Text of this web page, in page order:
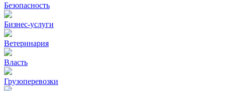
Безопасность
Бизнес-услуги
Ветеринария
Власть
Грузоперевозки